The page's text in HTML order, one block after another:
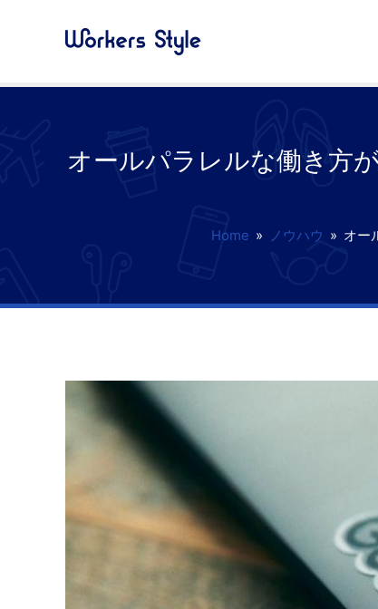
オールパラレルな働き方
Home » ノウハウ » オー